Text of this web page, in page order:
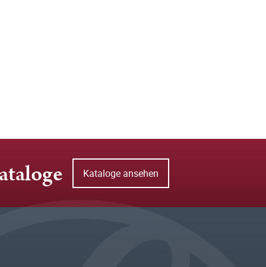
Kataloge ansehen